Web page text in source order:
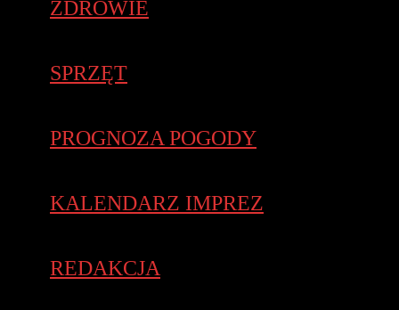
ZDROWIE
SPRZĘT
PROGNOZA POGODY
KALENDARZ IMPREZ
REDAKCJA